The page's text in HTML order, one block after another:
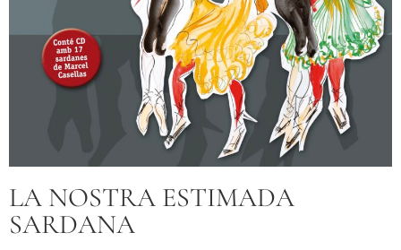
LA NOSTRA ESTIMADA
SARDANA